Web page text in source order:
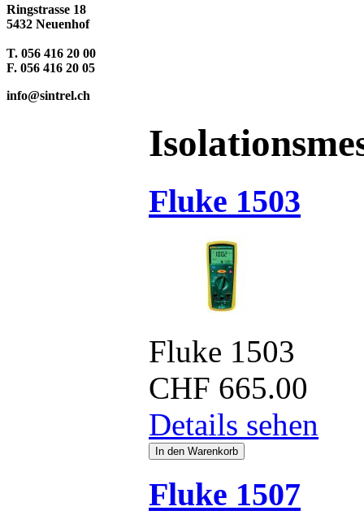
Ringstrasse 18
5432 Neuenhof
T. 056 416 20 00
F. 056 416 20 05
info@sintrel.ch
Fluke 1503
Fluke 1503
CHF 665.00
Details sehen
Fluke 1507